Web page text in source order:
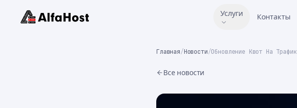
Услуги Контакты
Главная/Новости/Обновление Квот На Трафик
Все новости